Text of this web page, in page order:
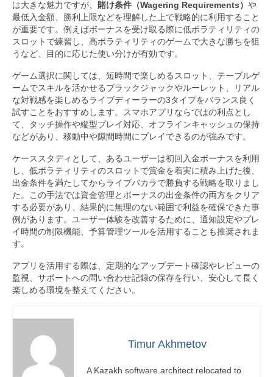
は大きな魅力ですが、 賭け条件（Wagering Requirements） や
最低入金額、勝利上限などを理解した上で戦略的に利用すること
が重要です。例えばボーナスを受け取る際に低ボラティリティの
スロットで練習し、高ボラティリティのゲームで大きな勝ちを狙
うなど、目的に応じた使い分けが有効です。
ゲーム選択に関しては、短時間で楽しめるスロット、テーブルゲ
ームでスキルを活かせるブラックジャックやルーレット、リアル
な対戦感を楽しめるライブディーラーの3タイプをバランス良く
試すことをおすすめします。スマホアプリならではの利点とし
て、タッチ操作や縦型プレイ対応、オフラインキャッシュの保持
などがあり、移動中や隙間時間にプレイできるのが強みです。
ケーススタディとして、あるユーザーは初回入金ボーナスを利用
し、低ボラティリティのスロットで賞金を着実に積み上げた後、
出金条件を満たしてからライブバカラで勝負する戦略を取りまし
た。この手法では資金管理とボーナスの出金条件の両方をクリア
する必要があり、結果的に無理のない範囲で利益を確保できた事
例があります。ユーザー体験を改善するために、通知設定やプレ
イ時間の制限機能、予算管理ツールを活用することも推奨されま
す。
アプリを活用する際は、定期的なアップデート確認やレビューの
監視、サポートへの問い合わせ記録の保存を行い、安心して長く
楽しめる環境を整えてください。
Timur Akhmetov
A Kazakh software architect relocated to